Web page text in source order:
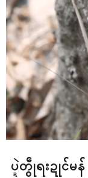
ပ္ဍဲတွဵုရးဍုၚ်